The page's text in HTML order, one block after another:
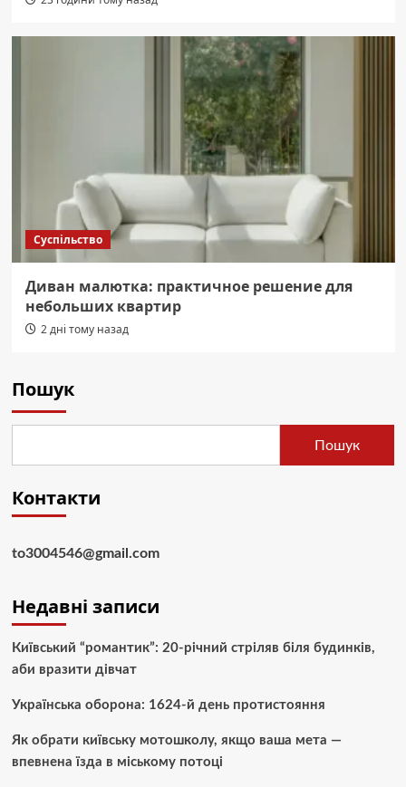
Суспільство
Диван малютка: практичное решение для
небольших квартир
2 дні тому назад
Пошук
Пошук
Контакти
to3004546@gmail.com
Недавні записи
Київський “романтик”: 20-річний стріляв біля будинків,
аби вразити дівчат
Українська оборона: 1624-й день протистояння
Як обрати київську мотошколу, якщо ваша мета —
впевнена їзда в міському потоці